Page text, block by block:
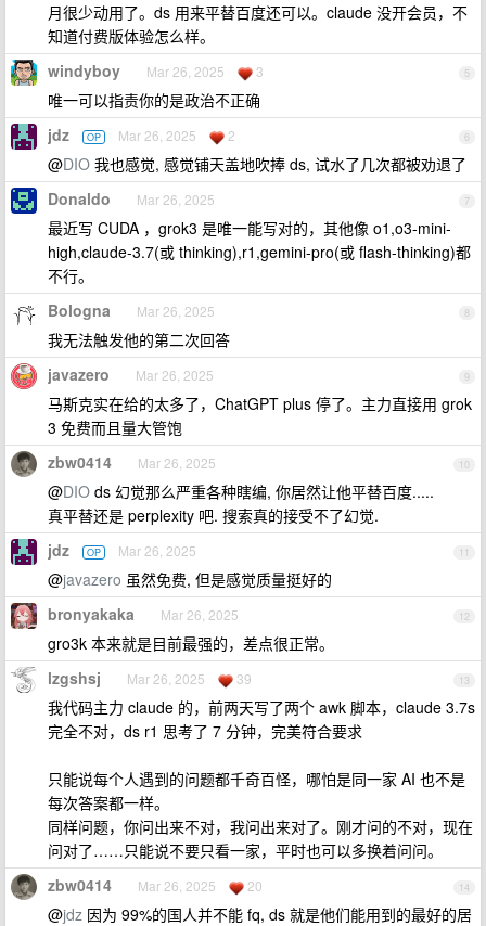
月很少动用了。ds 用来平替百度还可以。claude 没开会员，不
知道付费版体验怎么样。
5
windyboy Mar 26, 2025 3
唯一可以指责你的是政治不正确
6
jdz OP Mar 26, 2025 2
@DIO 我也感觉, 感觉铺天盖地吹捧 ds, 试水了几次都被劝退了
7
Donaldo Mar 26, 2025
最近写 CUDA ，grok3 是唯一能写对的，其他像 o1,o3-mini-
high,claude-3.7(或 thinking),r1,gemini-pro(或 flash-thinking)都
不行。
8
Bologna Mar 26, 2025
我无法触发他的第二次回答
9
javazero Mar 26, 2025
马斯克实在给的太多了，ChatGPT plus 停了。主力直接用 grok
3 免费而且量大管饱
10
zbw0414 Mar 26, 2025
@DIO ds 幻觉那么严重各种瞎编, 你居然让他平替百度.....
真平替还是 perplexity 吧. 搜索真的接受不了幻觉.
11
jdz OP Mar 26, 2025
@javazero 虽然免费, 但是感觉质量挺好的
12
bronyakaka Mar 26, 2025
gro3k 本来就是目前最强的，差点很正常。
13
lzgshsj Mar 26, 2025 39
我代码主力 claude 的，前两天写了两个 awk 脚本，claude 3.7s
完全不对，ds r1 思考了 7 分钟，完美符合要求
只能说每个人遇到的问题都千奇百怪，哪怕是同一家 AI 也不是
每次答案都一样。
同样问题，你问出来不对，我问出来对了。刚才问的不对，现在
问对了……只能说不要只看一家，平时也可以多换着问问。
14
zbw0414 Mar 26, 2025 20
@jdz 因为 99%的国人并不能 fq, ds 就是他们能用到的最好的居